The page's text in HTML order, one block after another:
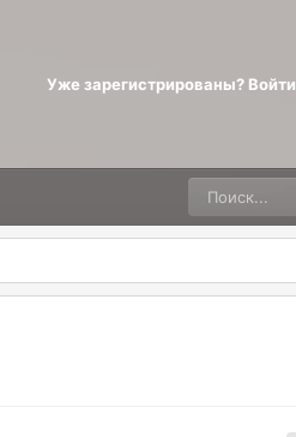
Уже зарегистрированы? Войти